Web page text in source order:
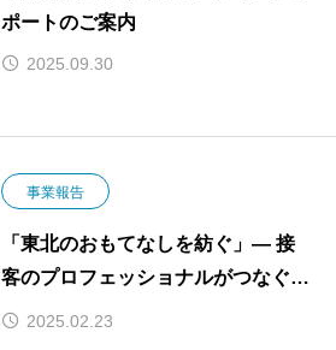
ポートのご案内
2025.09.30
事業報告
「東北のおもてなしを紡ぐ」— 接
客のプロフェッショナルがつなぐリ
レー企画
2025.02.23